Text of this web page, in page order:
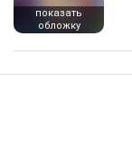
показать
обложку